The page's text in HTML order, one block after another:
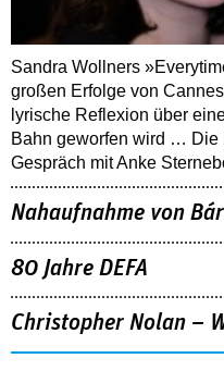
Sandra Wollners
großen Erfolge von
lyrische Reflexion über
Bahn geworfen wird … Die
Gespräch mit Anke
Nahaufnahme von
80 Jahre DEFA
Christopher Nolan –